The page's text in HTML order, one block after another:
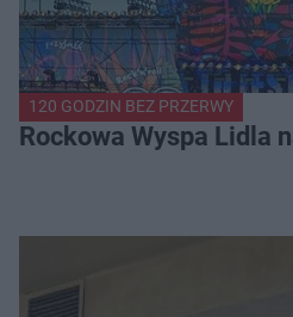
120 GODZIN BEZ PRZERWY
Rockowa Wyspa Lidla